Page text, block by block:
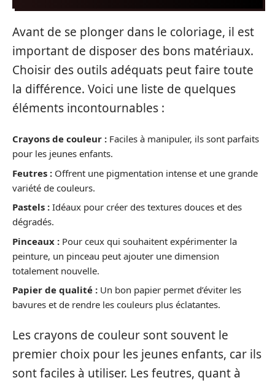
Avant de se plonger dans le coloriage, il est
important de disposer des bons matériaux.
Choisir des outils adéquats peut faire toute
la différence. Voici une liste de quelques
éléments incontournables :
Crayons de couleur : Faciles à manipuler, ils sont parfaits
pour les jeunes enfants.
Feutres : Offrent une pigmentation intense et une grande
variété de couleurs.
Pastels : Idéaux pour créer des textures douces et des
dégradés.
Pinceaux : Pour ceux qui souhaitent expérimenter la
peinture, un pinceau peut ajouter une dimension
totalement nouvelle.
Papier de qualité : Un bon papier permet d’éviter les
bavures et de rendre les couleurs plus éclatantes.
Les crayons de couleur sont souvent le
premier choix pour les jeunes enfants, car ils
sont faciles à utiliser. Les feutres, quant à